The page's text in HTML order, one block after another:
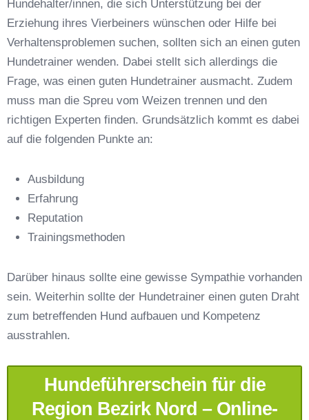
Anschrift
Telefonnummer*
Hundehalter/innen, die sich Unterstützung bei der
Erziehung ihres Vierbeiners wünschen oder Hilfe bei
Verhaltensproblemen suchen, sollten sich an einen guten
Hundetrainer wenden. Dabei stellt sich allerdings die
Frage, was einen guten Hundetrainer ausmacht. Zudem
muss man die Spreu vom Weizen trennen und den
richtigen Experten finden. Grundsätzlich kommt es dabei
auf die folgenden Punkte an:
Ausbildung
Erfahrung
Reputation
Trainingsmethoden
Darüber hinaus sollte eine gewisse Sympathie vorhanden
sein. Weiterhin sollte der Hundetrainer einen guten Draht
zum betreffenden Hund aufbauen und Kompetenz
ausstrahlen.
Hundeführerschein für die
Region Bezirk Nord – Online-